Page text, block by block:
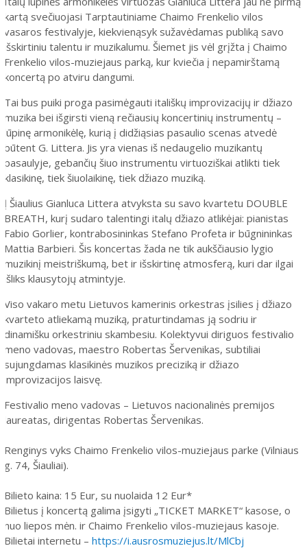
kartą svečiuojasi Tarptautiniame Chaimo Frenkelio vilos
vasaros festivalyje, kiekvienąsyk sužavėdamas publiką savo
išskirtiniu talentu ir muzikalumu. Šiemet jis vėl grįžta į Chaimo
Frenkelio vilos-muziejaus parką, kur kviečia į nepamirštamą
koncertą po atviru dangumi.
Tai bus puiki proga pasimėgauti itališkų improvizacijų ir džiazo
muzika bei išgirsti vieną rečiausių koncertinių instrumentų –
lūpinę armonikėlę, kurią į didžiąsias pasaulio scenas atvedė
būtent G. Littera. Jis yra vienas iš nedaugelio muzikantų
pasaulyje, gebančių šiuo instrumentu virtuoziškai atlikti tiek
klasikinę, tiek šiuolaikinę, tiek džiazo muziką.
Į Šiaulius Gianluca Littera atvyksta su savo kvartetu DOUBLE
BREATH, kurį sudaro talentingi italų džiazo atlikėjai: pianistas
Fabio Gorlier, kontrabosininkas Stefano Profeta ir būgnininkas
Mattia Barbieri. Šis koncertas žada ne tik aukščiausio lygio
muzikinį meistriškumą, bet ir išskirtinę atmosferą, kuri dar ilgai
išliks klausytojų atmintyje.
Viso vakaro metu Lietuvos kamerinis orkestras įsilies į džiazo
kvarteto atliekamą muziką, praturtindamas ją sodriu ir
dinamišku orkestriniu skambesiu. Kolektyvui diriguos festivalio
meno vadovas, maestro Robertas Šervenikas, subtiliai
sujungdamas klasikinės muzikos preciziką ir džiazo
improvizacijos laisvę.
Festivalio meno vadovas – Lietuvos nacionalinės premijos
laureatas, dirigentas Robertas Šervenikas.
Renginys vyks Chaimo Frenkelio vilos-muziejaus parke (Vilniaus
g. 74, Šiauliai).
Bilieto kaina: 15 Eur, su nuolaida 12 Eur*
Bilietus į koncertą galima įsigyti „TICKET MARKET“ kasose, o
nuo liepos mėn. ir Chaimo Frenkelio vilos-muziejaus kasoje.
Bilietai internetu – https://i.ausrosmuziejus.lt/MlCbj